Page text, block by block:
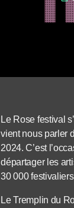
Le Rose festival
vient nous parler
2024. C’est
départager les
30 000
Le Tremplin du